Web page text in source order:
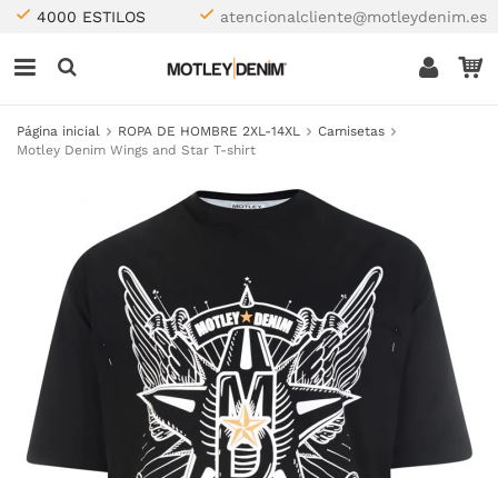
4000 ESTILOS atencionalcliente@motleydenim.es
Página inicial ROPA DE HOMBRE 2XL-14XL
Camisetas
Motley Denim Wings and Star T-shirt